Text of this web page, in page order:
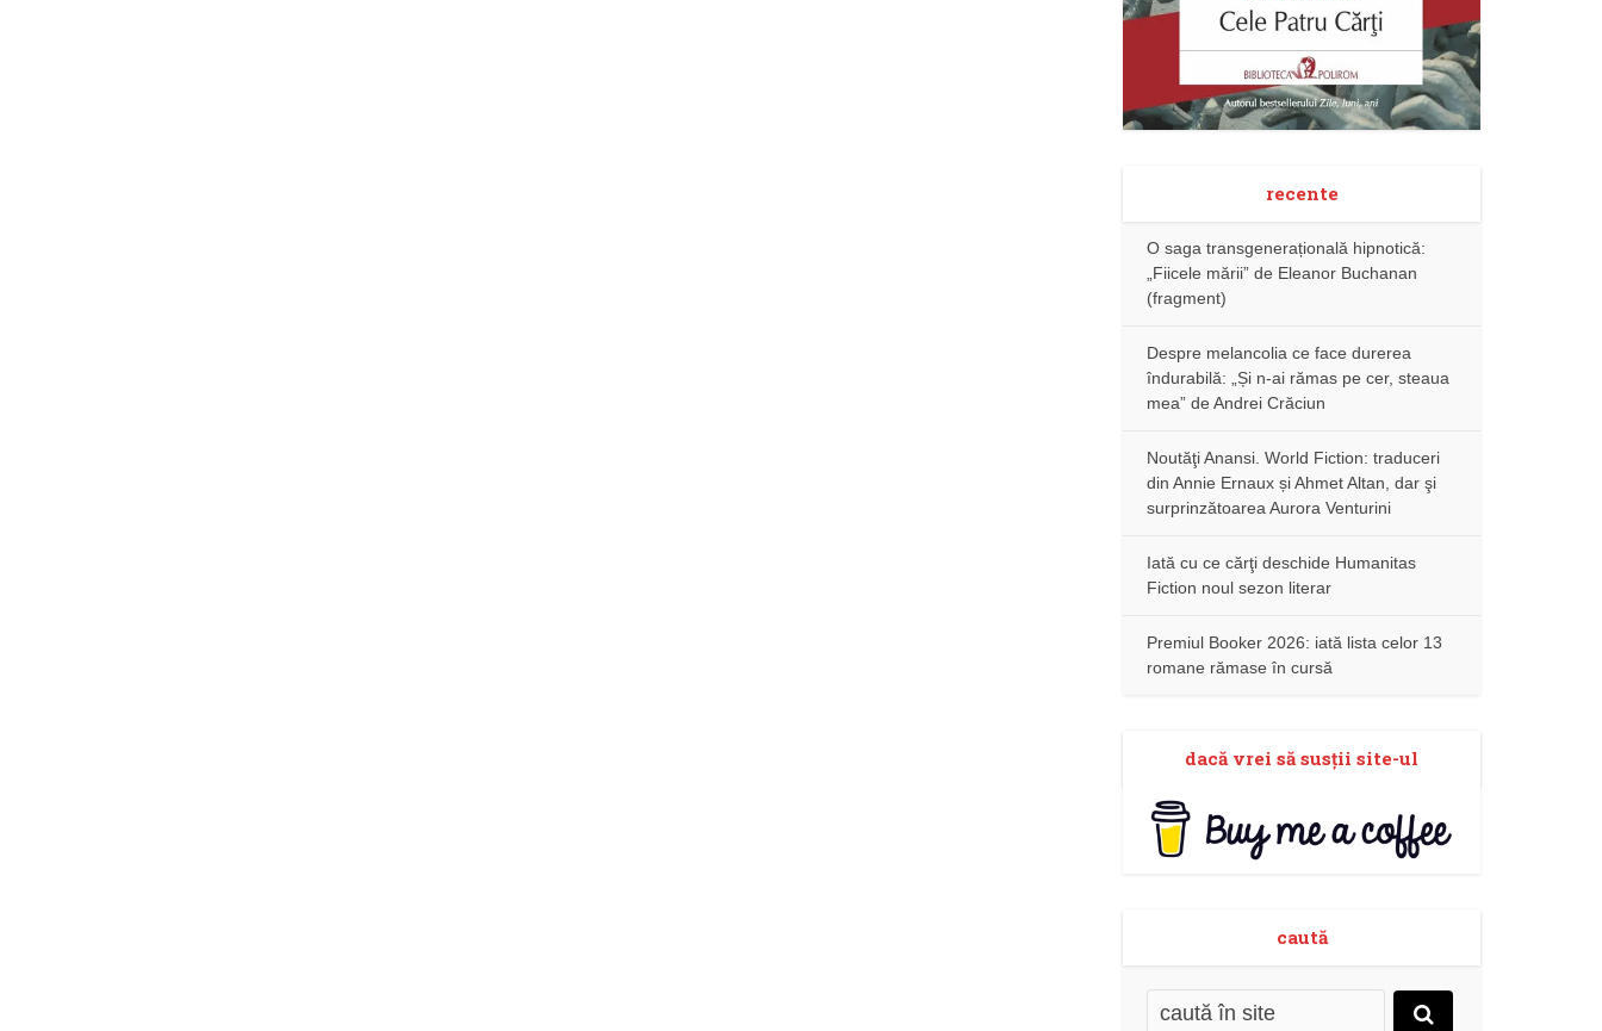
recente
O saga transgenerațională hipnotică:
„Fiicele mării” de Eleanor Buchanan
(fragment)
Despre melancolia ce face durerea
îndurabilă: „Și n-ai rămas pe cer, steaua
mea” de Andrei Crăciun
Noutăţi Anansi. World Fiction: traduceri
din Annie Ernaux și Ahmet Altan, dar şi
surprinzătoarea Aurora Venturini
Iată cu ce cărţi deschide Humanitas
Fiction noul sezon literar
Premiul Booker 2026: iată lista celor 13
romane rămase în cursă
dacă vrei să susţii site-ul
caută